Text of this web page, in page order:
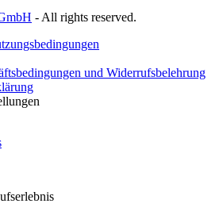
- All rights reserved.
und Widerrufsbelehrung